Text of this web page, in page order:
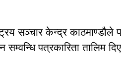
सञ्चार केन्द्र काठमाण्डौले
पत्रकारिता तालिम